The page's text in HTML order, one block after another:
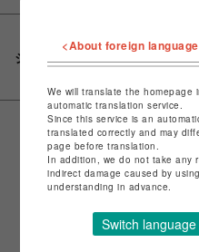
シェアする
<About foreign
We will translate the
automatic translation service.
Since this service is an
translated correctly and may
page before translation.
In addition, we do not take any
indirect damage caused by
understanding in advance.
Switch language